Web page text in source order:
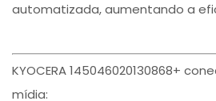
automatizada, aumentando a
KYOCERA 145046020130868+
mídia: